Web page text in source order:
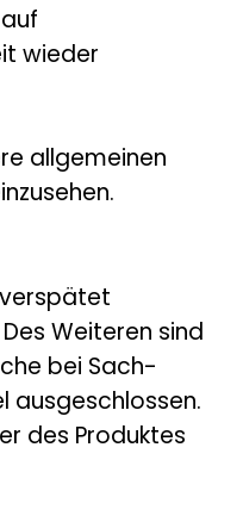
wieder
allgemeinen
Weiteren sind
bei Sach-
ausgeschlossen.
des Produktes